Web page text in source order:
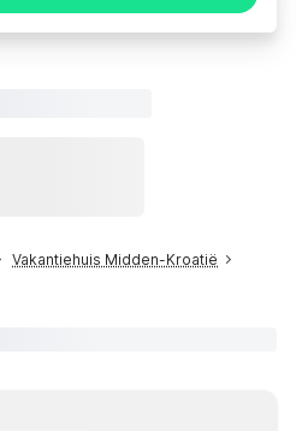
Vakantiehuis Midden-Kroatië